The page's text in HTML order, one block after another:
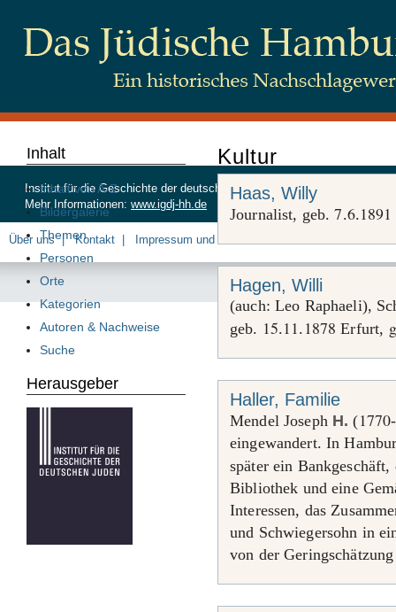
Kultur
Haas, Willy
Journalist, geb.7.6.1891
Hagen, Willi
(auch: Leo Raphaeli),
geb. 15.11. 1878 Erfurt,
Haller, Familie
Mendel Joseph H. (1770-
eingewandert. In
später ein
Bibliothek und eine
Interessen, das
und Schwiegersohn in
von der
Inhalt
Inhalt von A-Z
Bildergalerie
Themen
Personen
Orte
Kategorien
Autoren & Nachweise
Suche
Herausgeber
Institut für die Geschichte der deutschen Juden, Beim Schlump 83,
Mehr Informationen: www.igdj-hh.de
Über uns Kontakt Impressum und Datenschutz